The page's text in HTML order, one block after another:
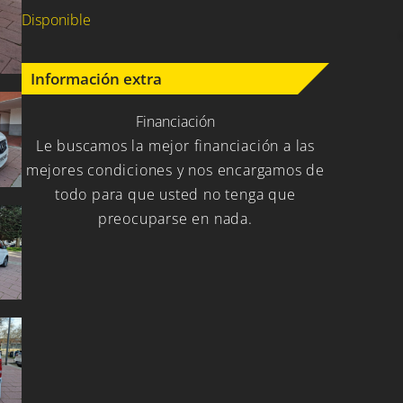
Disponible
Información extra
Financiación
Le buscamos la mejor financiación a las
mejores condiciones y nos encargamos de
todo para que usted no tenga que
preocuparse en nada.